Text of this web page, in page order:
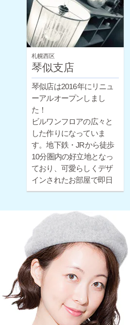
札幌西区
琴似支店
琴似店は2016年にリニュ
ーアルオープンしまし
た！
ビルワンフロアの広々と
した作りになっていま
す。地下鉄・JRから徒歩
10分圏内の好立地となっ
ており、可愛らしくデザ
インされたお部屋で即日
お